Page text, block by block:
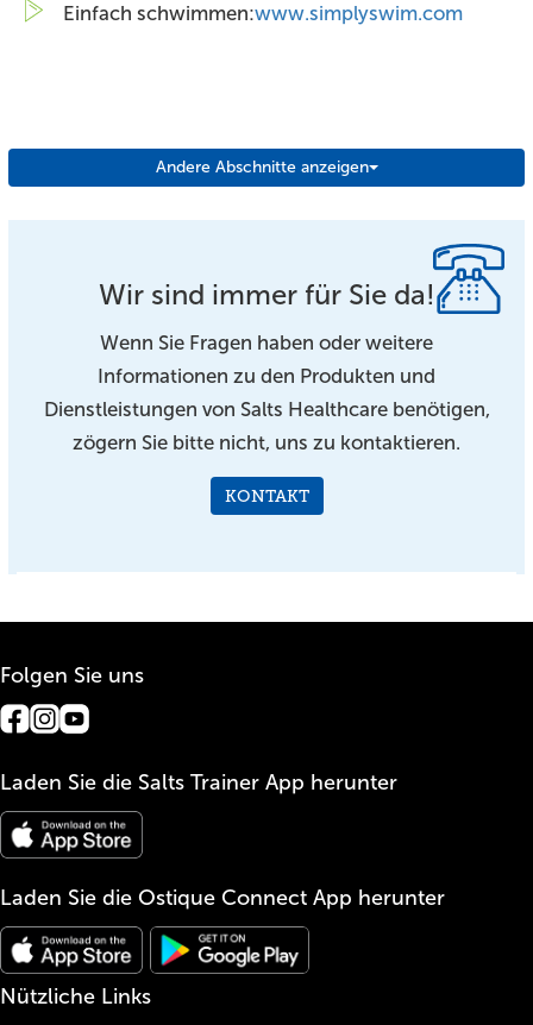
Einfach schwimmen:www.simplyswim.com
Andere Abschnitte anzeigen
Wir sind immer für Sie da!
Wenn Sie Fragen haben oder weitere
Informationen zu den Produkten und
Dienstleistungen von Salts Healthcare benötigen,
zögern Sie bitte nicht, uns zu kontaktieren.
KONTAKT
Folgen Sie uns
Laden Sie die Salts Trainer App herunter
Laden Sie die Ostique Connect App herunter
Nützliche Links